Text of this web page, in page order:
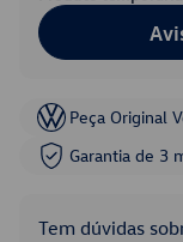
Peça Original
Garantia de 3
Tem dúvidas